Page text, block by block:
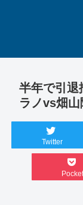
半年で引退
ラノvs畑山
Twitter